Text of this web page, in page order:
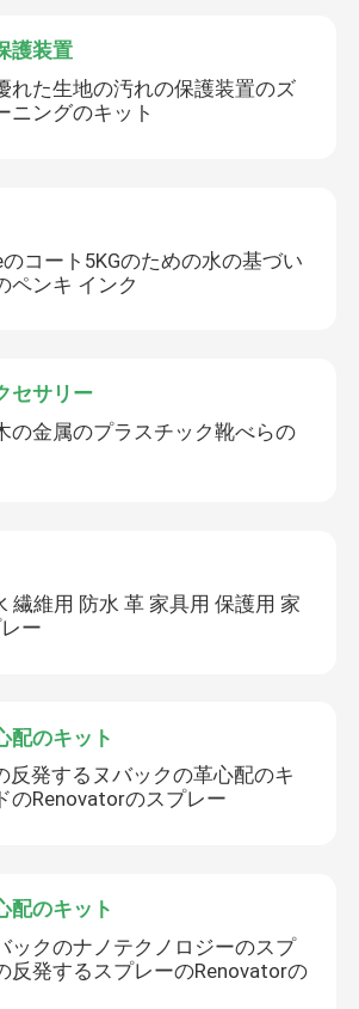
護装置
れた生地の汚れの保護装置のズ
ニングのキット
コート5KGのための水の基づい
ペンキ インク
セサリー
の金属のプラスチック靴べらの
繊維用 防水 革 家具用 保護用 家
ー
配のキット
反発するヌバックの革心配のキ
のRenovatorのスプレー
配のキット
ックのナノテクノロジーのスプ
反発するスプレーのRenovatorの